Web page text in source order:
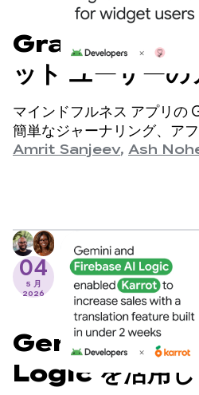
Gratitude で
ット ユーザー
が 25% 向上
マインドフルネス アプリの
簡単なジャーナリング、ア
ン ボードを通じて、継続性
Amrit Sanjeev, Ash
04
5 月
2026
Gemini と
Logic を活用し